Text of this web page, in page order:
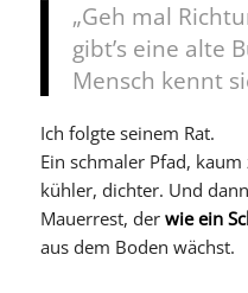
„Geh mal
gibt’s eine alte
Mensch kennt
Ich folgte seinem Rat.
Ein schmaler Pfad,
kühler, dichter. Und
Mauerrest, der wie ein
aus dem Boden wächst.